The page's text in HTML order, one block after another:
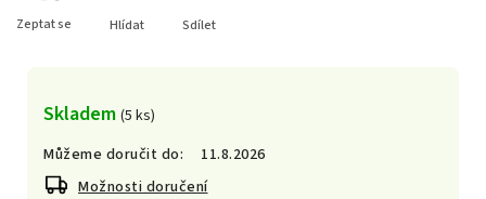
Skladem (5 ks)
Můžeme doručit do:
11.8.2026
Možnosti doručení
Zeptat se Hlídat Sdílet